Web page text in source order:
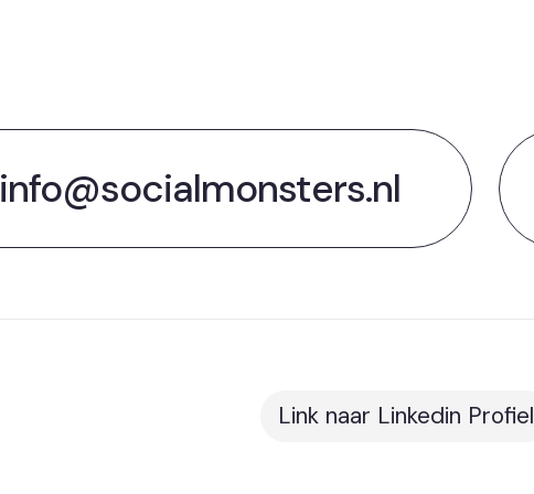
info@socialmonsters.nl
Link naar Linkedin Profiel